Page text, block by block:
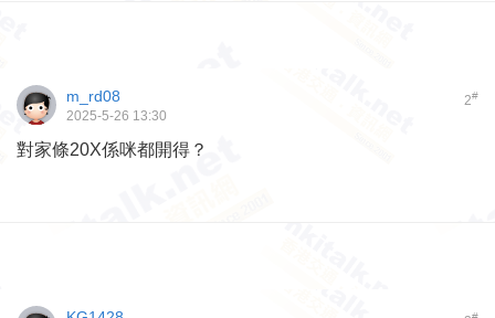
2#
m_rd08
2025-5-26 13:30
對家條20X係咪都開得？